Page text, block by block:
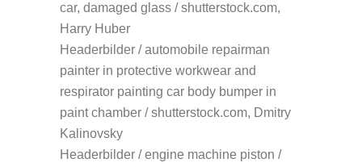
car, damaged glass / shutterstock.com,
Harry Huber
Headerbilder / automobile repairman
painter in protective workwear and
respirator painting car body bumper in
paint chamber / shutterstock.com, Dmitry
Kalinovsky
Headerbilder / engine machine piston /